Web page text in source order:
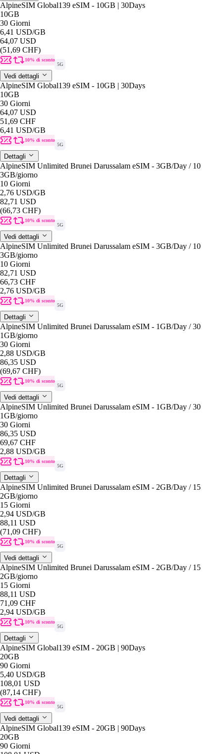
AlpineSIM Global139 eSIM - 10GB | 30Days
10GB
30 Giorni
6,41 USD/GB
64,07 USD
(51,69 CHF)
10% di sconto
5G
Vedi dettagli
AlpineSIM Global139 eSIM - 10GB | 30Days
10GB
30 Giorni
64,07 USD
51,69 CHF
6,41 USD/GB
10% di sconto
5G
Dettagli
AlpineSIM Unlimited Brunei Darussalam eSIM - 3GB/Day / 10
3GB/giorno
10 Giorni
2,76 USD/GB
82,71 USD
(66,73 CHF)
10% di sconto
5G
Vedi dettagli
AlpineSIM Unlimited Brunei Darussalam eSIM - 3GB/Day / 10
3GB/giorno
10 Giorni
82,71 USD
66,73 CHF
2,76 USD/GB
10% di sconto
5G
Dettagli
AlpineSIM Unlimited Brunei Darussalam eSIM - 1GB/Day / 30
1GB/giorno
30 Giorni
2,88 USD/GB
86,35 USD
(69,67 CHF)
10% di sconto
5G
Vedi dettagli
AlpineSIM Unlimited Brunei Darussalam eSIM - 1GB/Day / 30
1GB/giorno
30 Giorni
86,35 USD
69,67 CHF
2,88 USD/GB
10% di sconto
5G
Dettagli
AlpineSIM Unlimited Brunei Darussalam eSIM - 2GB/Day / 15
2GB/giorno
15 Giorni
2,94 USD/GB
88,11 USD
(71,09 CHF)
10% di sconto
5G
Vedi dettagli
AlpineSIM Unlimited Brunei Darussalam eSIM - 2GB/Day / 15
2GB/giorno
15 Giorni
88,11 USD
71,09 CHF
2,94 USD/GB
10% di sconto
5G
Dettagli
AlpineSIM Global139 eSIM - 20GB | 90Days
20GB
90 Giorni
5,40 USD/GB
108,01 USD
(87,14 CHF)
10% di sconto
5G
Vedi dettagli
AlpineSIM Global139 eSIM - 20GB | 90Days
20GB
90 Giorni